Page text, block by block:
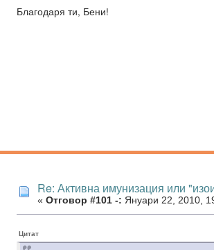
Благодаря ти, Бени!
Re: Активна имунизация или
« Отговор #101 -: Януари 22, 2010,
Цитат